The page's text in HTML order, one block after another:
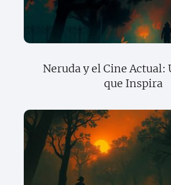
Neruda y el Cine Actual:
que Inspira